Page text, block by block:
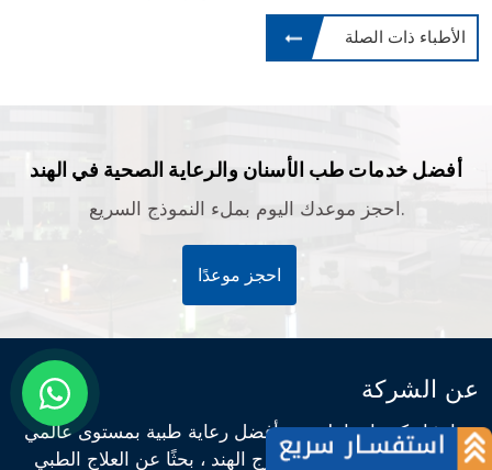
الأطباء ذات الصلة
أفضل خدمات طب الأسنان والرعاية الصحية في الهند
احجز موعدك اليوم بملء النموذج السريع.
احجز موعدًا
عن الشركة
تم إنشاء كيورانديا لتقديم أفضل رعاية طبية بمستوى عالمي
للأشخاص الذين يعيشون خارج الهند ، بحثًا عن العلاج الطبي